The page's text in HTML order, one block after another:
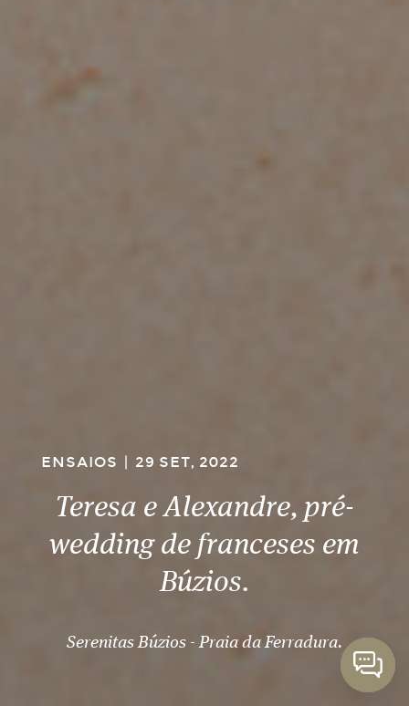
ENSAIOS | 29 SET, 2022
Teresa e Alexandre, pré-
wedding de franceses em
Búzios.
Serenitas Búzios - Praia da Ferradura.